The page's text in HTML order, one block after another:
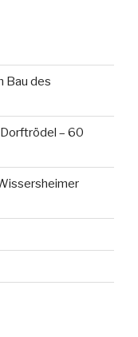
Bau des
– 60